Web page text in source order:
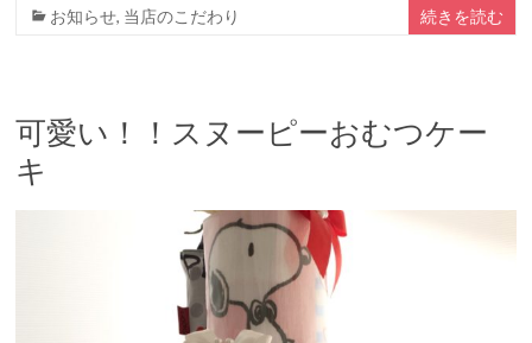
お知らせ, 当店のこだわり 続きを読む
可愛い！！スヌーピーおむつケー
キ